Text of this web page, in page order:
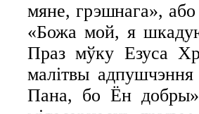
мяне, грэшнага»,
«Божа мой, я
Праз мўку Езуса
малітвы
Пана, бо Ён